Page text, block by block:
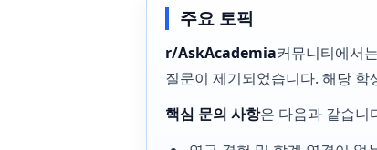
주요 토픽
r/AskAcademia커뮤니티에서
질문이 제기되었습니다. 해당
핵심 문의 사항은 다음과 같습니